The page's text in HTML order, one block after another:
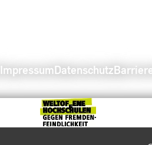
ImpressumDatenschutz